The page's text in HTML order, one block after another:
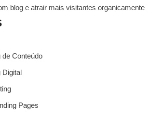
blog e atrair mais visitantes organicamente
Conteúdo
Digital
Pages